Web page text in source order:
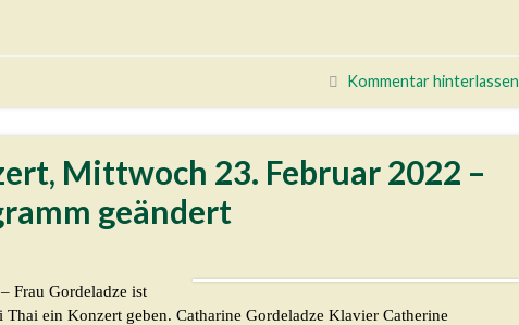
Kommentar hinterlassen
Mittwoch 23. Februar 2022 –
geändert
Frau Gordeladze ist
ein Konzert geben. Catharine Gordeladze Klavier Catherine